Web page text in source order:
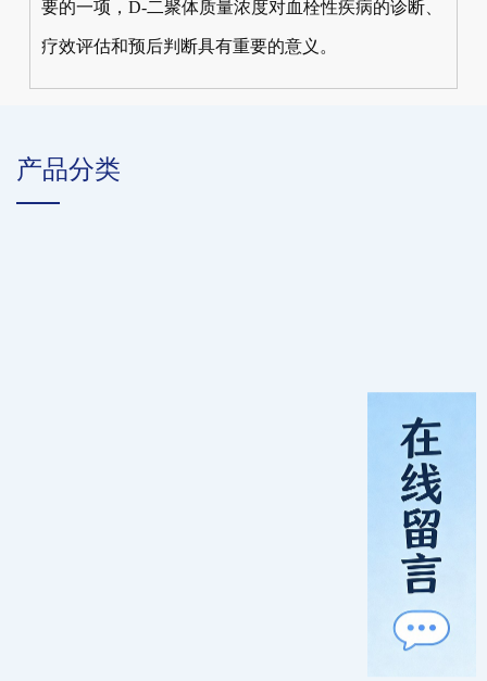
要的一项，D-二聚体质量浓度对血栓性疾病的诊断、
疗效评估和预后判断具有重要的意义。
产品分类